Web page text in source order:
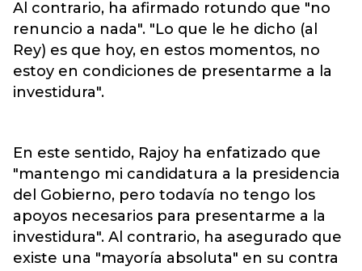
Al contrario, ha afirmado rotundo que "no
renuncio a nada". "Lo que le he dicho (al
Rey) es que hoy, en estos momentos, no
estoy en condiciones de presentarme a la
investidura".
En este sentido, Rajoy ha enfatizado que
"mantengo mi candidatura a la presidencia
del Gobierno, pero todavía no tengo los
apoyos necesarios para presentarme a la
investidura". Al contrario, ha asegurado que
existe una "mayoría absoluta" en su contra